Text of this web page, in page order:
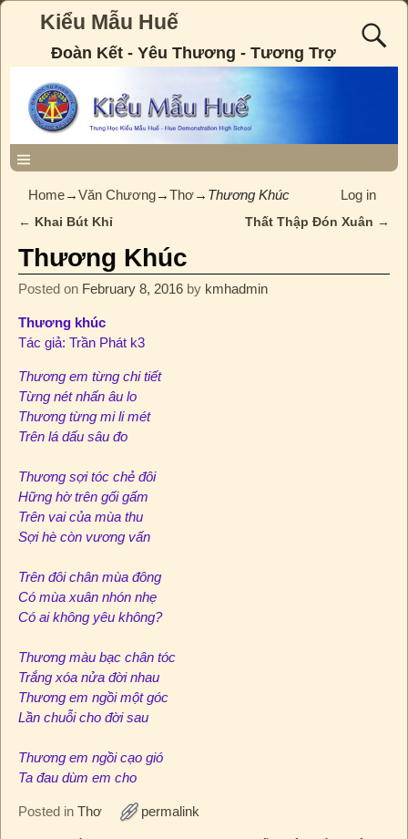
Kiểu Mẫu Huế
Đoàn Kết - Yêu Thương - Tương Trợ
Home→Văn Chương→Thơ→ Thương Khúc Log in
← Khai Bút Khỉ Thất Thập Đón Xuân →
Thương Khúc
Posted on February 8, 2016 by kmhadmin
Thương khúc
Tác giả: Trần Phát k3
Thương em từng chi tiết
Từng nét nhấn âu lo
Thương từng mi li mét
Trên lá dấu sâu đo
Thương sợi tóc chẻ đôi
Hững hờ trên gối gấm
Trên vai của mùa thu
Sợi hè còn vương vấn
Trên đôi chân mùa đông
Có mùa xuân nhón nhẹ
Có ai không yêu không?
Thương màu bạc chân tóc
Trắng xóa nửa đời nhau
Thương em ngồi một góc
Lần chuỗi cho đời sau
Thương em ngồi cạo gió
Ta đau dùm em cho
Posted in Thơ permalink